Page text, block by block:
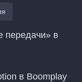
передачи» в
в Boomplay